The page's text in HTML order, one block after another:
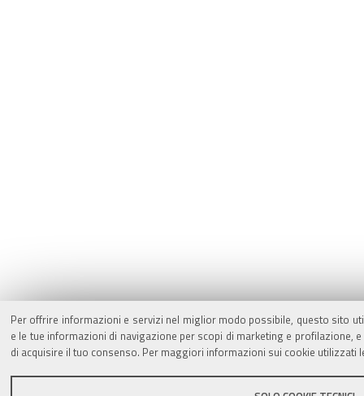
Per offrire informazioni e servizi nel miglior modo possibile, questo sito
e le tue informazioni di navigazione per scopi di marketing e
di acquisire il tuo consenso. Per maggiori informazioni sui cookie utilizzati